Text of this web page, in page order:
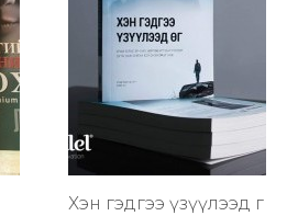
Хэн гэдгээ үзүүлээд өг